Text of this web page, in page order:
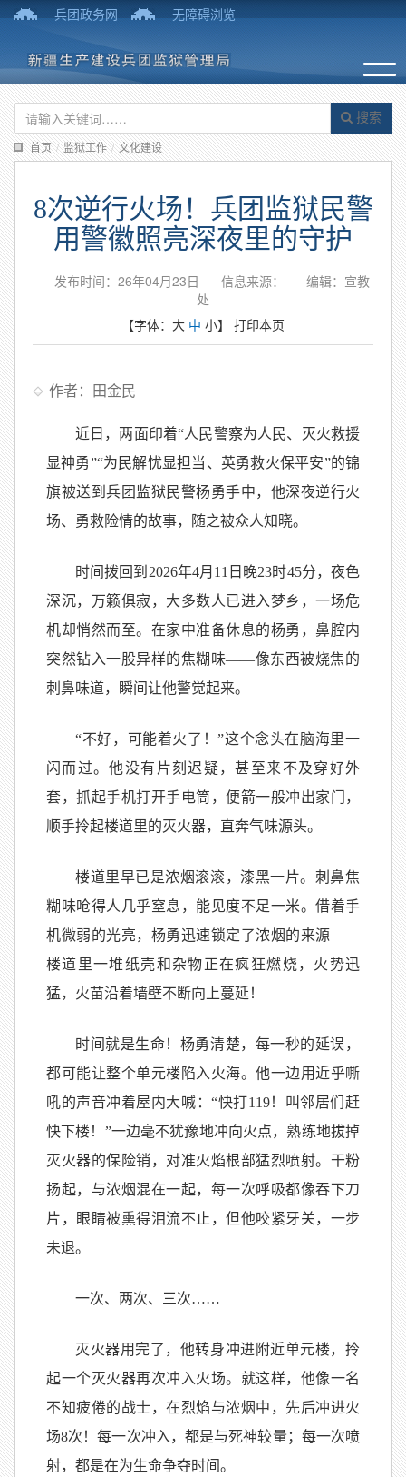
兵团政务网 无障碍浏览
搜索
首页 / 监狱工作 / 文化建设
8次逆行火场！兵团监狱民警
用警徽照亮深夜里的守护
发布时间：26年04月23日 信息来源：
编辑：宣教
处
【字体： 大 中 小】 打印本页
作者：田金民
近日，两面印着“人民警察为人民、灭火救援
显神勇”“为民解忧显担当、英勇救火保平安”的锦
旗被送到兵团监狱民警杨勇手中，他深夜逆行火
场、勇救险情的故事，随之被众人知晓。
时间拨回到2026年4月11日晚23时45分，夜色
深沉，万籁俱寂，大多数人已进入梦乡，一场危
机却悄然而至。在家中准备休息的杨勇，鼻腔内
突然钻入一股异样的焦糊味——像东西被烧焦的
刺鼻味道，瞬间让他警觉起来。
“不好，可能着火了！”这个念头在脑海里一
闪而过。他没有片刻迟疑，甚至来不及穿好外
套，抓起手机打开手电筒，便箭一般冲出家门，
顺手拎起楼道里的灭火器，直奔气味源头。
楼道里早已是浓烟滚滚，漆黑一片。刺鼻焦
糊味呛得人几乎窒息，能见度不足一米。借着手
机微弱的光亮，杨勇迅速锁定了浓烟的来源——
楼道里一堆纸壳和杂物正在疯狂燃烧，火势迅
猛，火苗沿着墙壁不断向上蔓延！
时间就是生命！杨勇清楚，每一秒的延误，
都可能让整个单元楼陷入火海。他一边用近乎嘶
吼的声音冲着屋内大喊：“快打119！叫邻居们赶
快下楼！”一边毫不犹豫地冲向火点，熟练地拔掉
灭火器的保险销，对准火焰根部猛烈喷射。干粉
扬起，与浓烟混在一起，每一次呼吸都像吞下刀
片，眼睛被熏得泪流不止，但他咬紧牙关，一步
未退。
一次、两次、三次……
灭火器用完了，他转身冲进附近单元楼，拎
起一个灭火器再次冲入火场。就这样，他像一名
不知疲倦的战士，在烈焰与浓烟中，先后冲进火
场8次！每一次冲入，都是与死神较量；每一次喷
射，都是在为生命争夺时间。